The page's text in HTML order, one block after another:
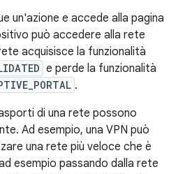
un'azione e accede alla pagina
può accedere alla rete
acquisisce la funzionalità
e perde la funzionalità
.
di una rete possono
Ad esempio, una VPN può
una rete più veloce che è
esempio passando dalla rete